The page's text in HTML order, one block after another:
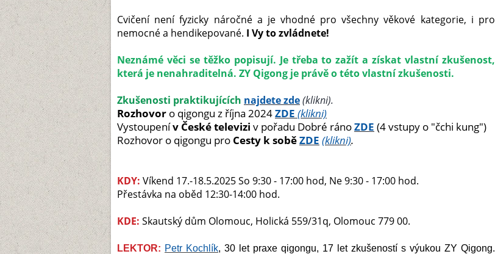
Cvičení není fyzicky náročné a je vhodné pro všechny věkové kategorie, i pro
nemocné a hendikepované. I Vy to zvládnete!
Neznámé věci se těžko popisují. Je třeba to zažít a získat vlastní zkušenost,
která je nenahraditelná. ZY Qigong je právě o této vlastní zkušenosti.
Zkušenosti praktikujících najdete zde(klikni).
Rozhovor o qigongu z října 2024ZDE (klikni)
Vystoupenív České televizi v pořadu Dobré ránoZDE (4 vstupy o "čchi kung")
Rozhovor o qigongu pro Cesty k soběZDE (klikni).
KDY: Víkend 17.-18.5.2025 So 9:30 - 17:00 hod, Ne 9:30 - 17:00 hod.
Přestávka na oběd 12:30-14:00 hod.
KDE: Skautský dům Olomouc, Holická 559/31q, Olomouc 779 00.
LEKTOR: Petr Kochlík, 30 let praxe qigongu, 17 let zkušeností s výukou ZY Qigong.